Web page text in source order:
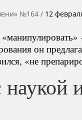
№164 / 12
он
«не